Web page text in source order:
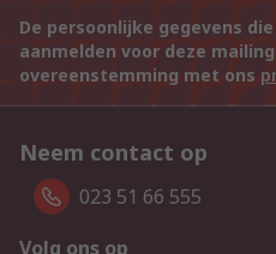
De persoonlijke gegevens
aanmelden voor deze
overeenstemming met ons
Neem contact op
023 51 66 555
Volg ons op